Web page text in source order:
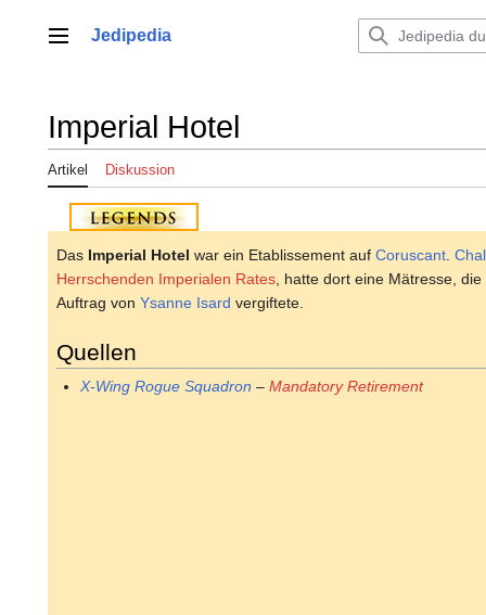
springenHauptmenü
Jedipedia
Imperial Hotel
Artikel Diskussion
Das Imperial Hotel war ein Etablissement auf Coruscant
Herrschenden Imperialen Rates , hatte dort eine Mätresse,
Auftrag von Ysanne Isard vergiftete.
Quellen
X-Wing Rogue Squadron –Mandatory Retirement